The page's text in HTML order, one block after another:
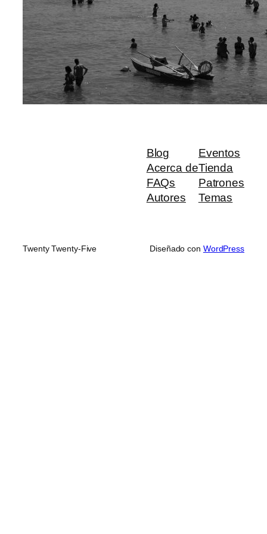
Blog
Acerca de
FAQs
Autores
Eventos
Tienda
Patrones
Temas
Twenty Twenty-Five Diseñado con WordPress